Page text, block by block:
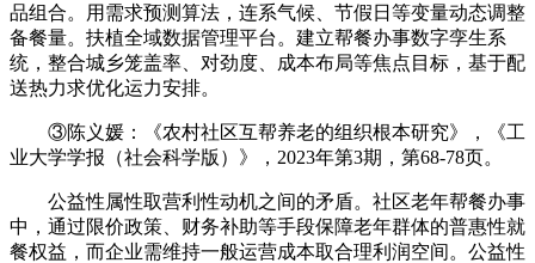
品组合。用需求预测算法，连系气候、节假日等变量动态调整
备餐量。扶植全域数据管理平台。建立帮餐办事数字孪生系
统，整合城乡笼盖率、对劲度、成本布局等焦点目标，基于配
送热力求优化运力安排。
③陈义媛：《农村社区互帮养老的组织根本研究》，《工
业大学学报（社会科学版）》，2023年第3期，第68-78页。
公益性属性取营利性动机之间的矛盾。社区老年帮餐办事
中，通过限价政策、财务补助等手段保障老年群体的普惠性就
餐权益，而企业需维持一般运营成本取合理利润空间。公益性